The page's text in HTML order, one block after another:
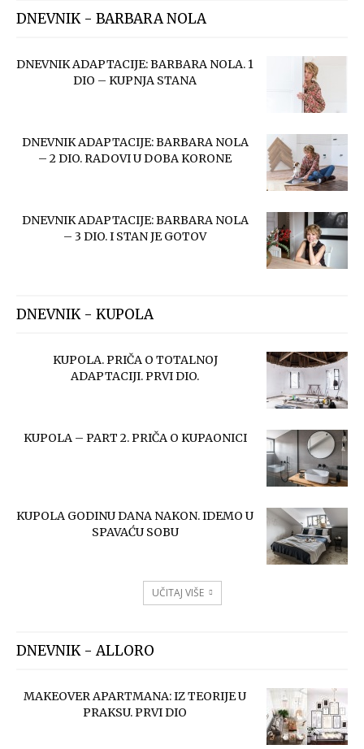
DNEVNIK - BARBARA NOLA
DNEVNIK ADAPTACIJE: BARBARA NOLA. 1
DIO – KUPNJA STANA
DNEVNIK ADAPTACIJE: BARBARA NOLA
– 2 DIO. RADOVI U DOBA KORONE
DNEVNIK ADAPTACIJE: BARBARA NOLA
– 3 DIO. I STAN JE GOTOV
DNEVNIK - KUPOLA
KUPOLA. PRIČA O TOTALNOJ
ADAPTACIJI. PRVI DIO.
KUPOLA – PART 2. PRIČA O KUPAONICI
KUPOLA GODINU DANA NAKON. IDEMO U
SPAVAĆU SOBU
UČITAJ VIŠE
DNEVNIK - ALLORO
MAKEOVER APARTMANA: IZ TEORIJE U
PRAKSU. PRVI DIO